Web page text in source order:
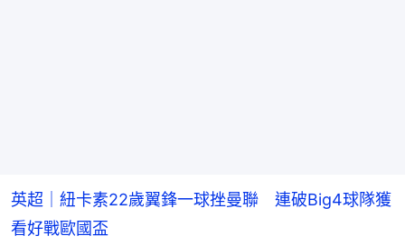
英超｜紐卡素22歲翼鋒一球挫曼聯 連破Big4球隊獲
看好戰歐國盃